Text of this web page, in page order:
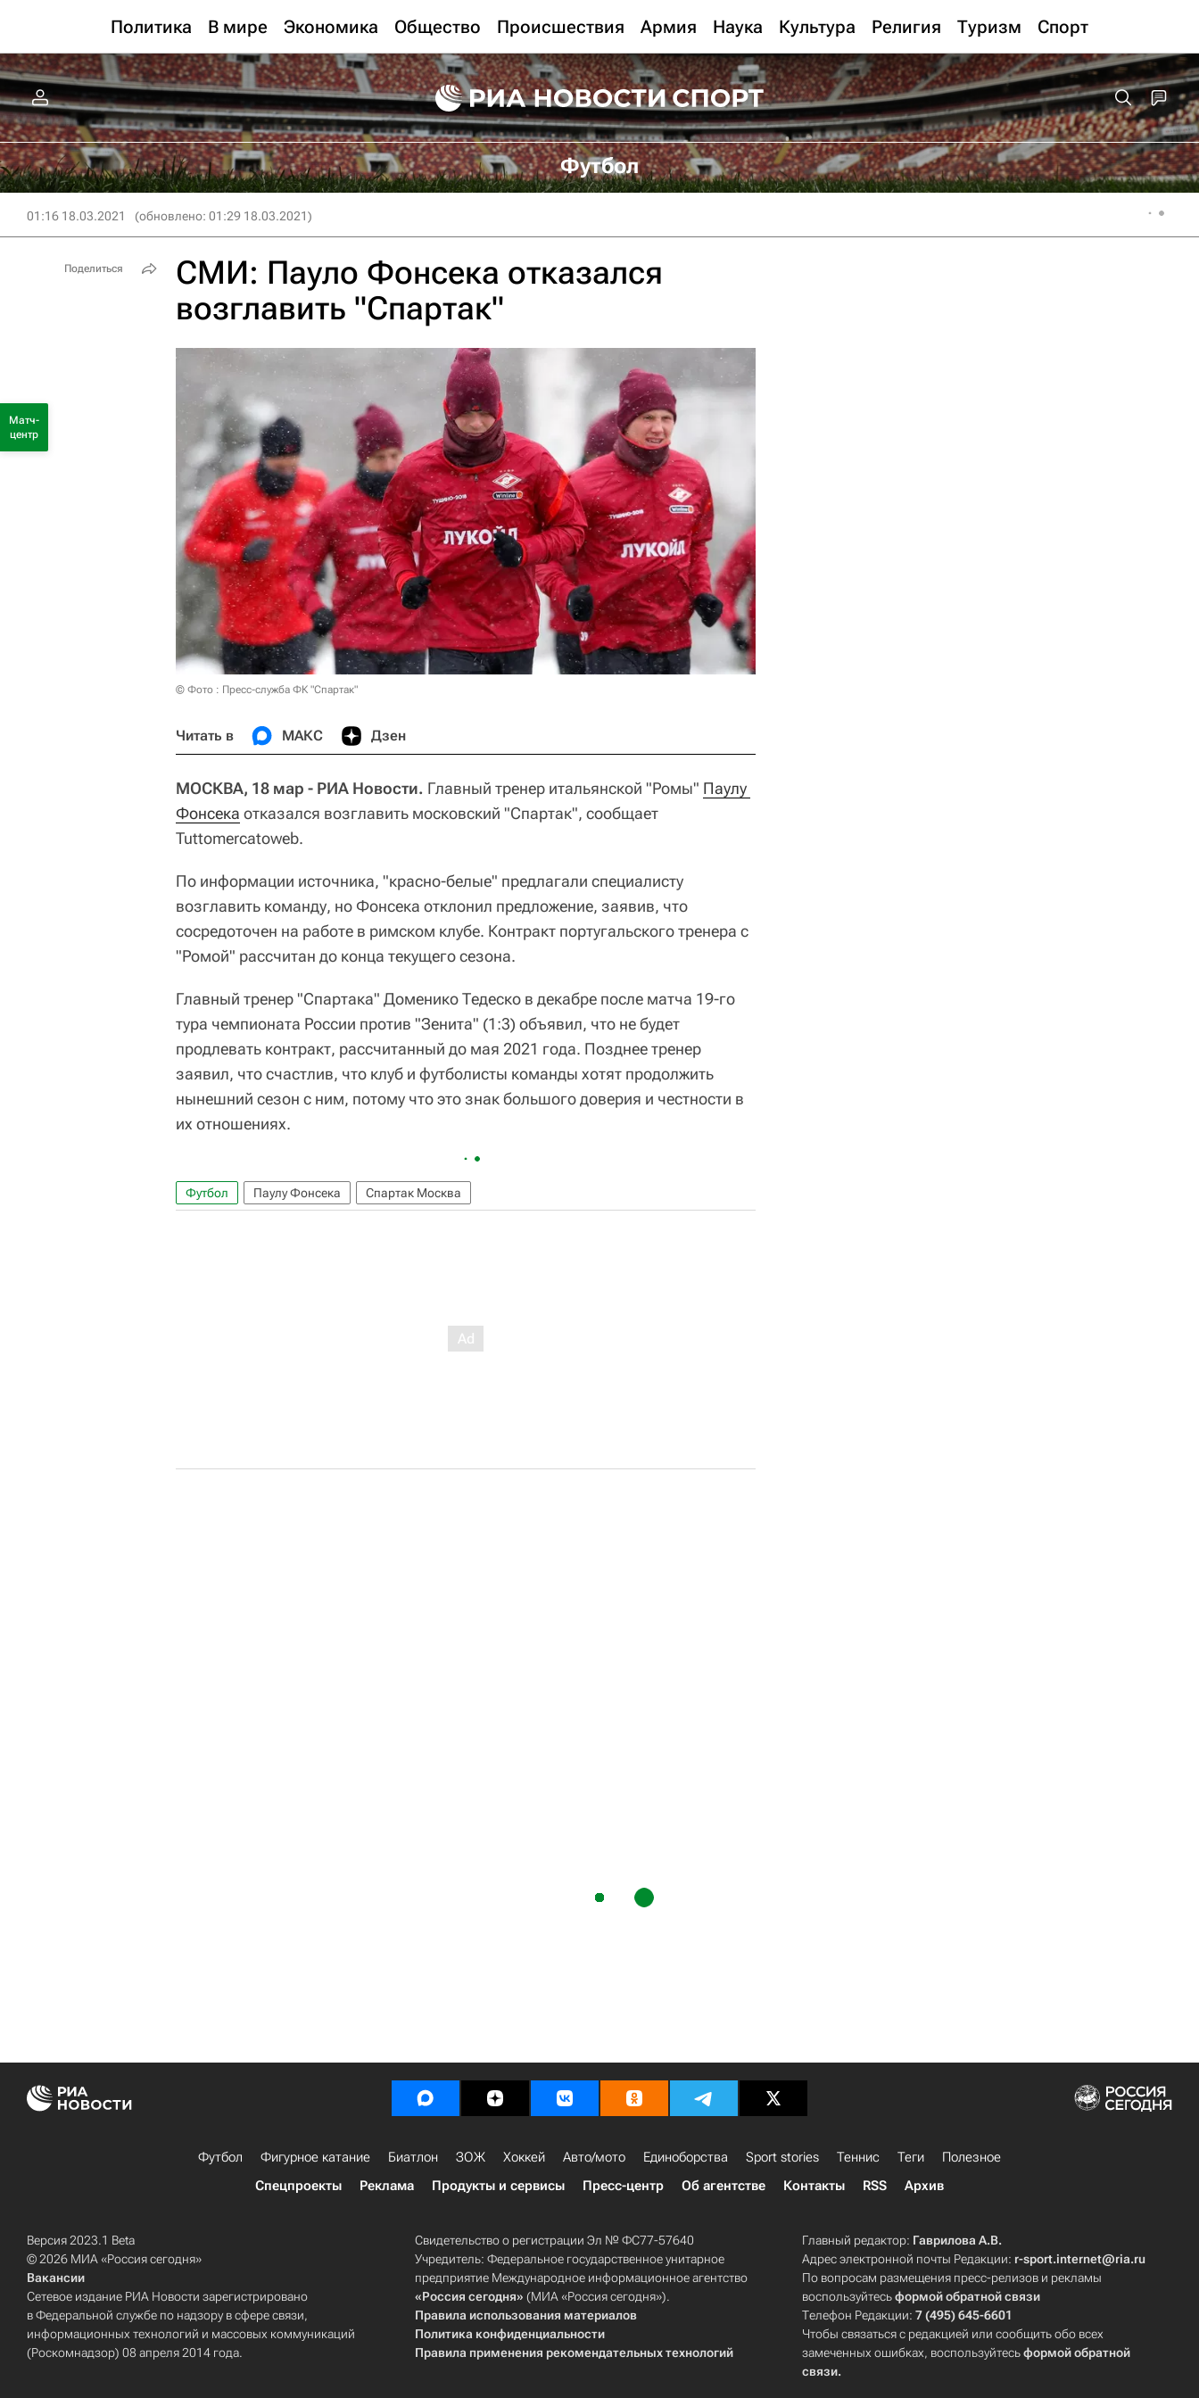
Политика В мире Экономика Общество Происшествия Армия Наука Культура Религия Туризм Спорт
Футбол
01:16 18.03.2021 (обновлено: 01:29 18.03.2021)
СМИ: Пауло Фонсека отказался
возглавить "Спартак"
© Фото : Пресс-служба ФК "Спартак"
Читать в МАКС Дзен
МОСКВА, 18 мар - РИА Новости. Главный тренер итальянской "Ромы" Паулу
Фонсека отказался возглавить московский "Спартак", сообщает
Tuttomercatoweb.
По информации источника, "красно-белые" предлагали специалисту
возглавить команду, но Фонсека отклонил предложение, заявив, что
сосредоточен на работе в римском клубе. Контракт португальского тренера с
"Ромой" рассчитан до конца текущего сезона.
Главный тренер "Спартака" Доменико Тедеско в декабре после матча 19-го
тура чемпионата России против "Зенита" (1:3) объявил, что не будет
продлевать контракт, рассчитанный до мая 2021 года. Позднее тренер
заявил, что счастлив, что клуб и футболисты команды хотят продолжить
нынешний сезон с ним, потому что это знак большого доверия и честности в
их отношениях.
Футбол Паулу Фонсека Спартак Москва
Поделиться
Матч-
центр
Футбол Фигурное катание Биатлон ЗОЖ Хоккей Авто/мото Единоборства Sport stories Теннис Теги
Полезное
Спецпроекты
Реклама Продукты и сервисы Пресс-центр Об агентстве Контакты RSS Архив
Версия 2023.1 Beta
© 2026 МИА «Россия сегодня»
Вакансии
Сетевое издание РИА Новости зарегистрировано
в Федеральной службе по надзору в сфере связи,
информационных технологий и массовых коммуникаций
(Роскомнадзор) 08 апреля 2014 года.
Свидетельство о регистрации Эл № ФС77-57640
Учредитель: Федеральное государственное унитарное
предприятие Международное информационное агентство
«Россия сегодня» (МИА «Россия сегодня»).
Правила использования материалов
Политика конфиденциальности
Правила применения рекомендательных технологий
Главный редактор: Гаврилова А.В.
Адрес электронной почты Редакции: r-sport.internet@ria.ru
По вопросам размещения пресс-релизов и рекламы
воспользуйтесьформой обратной связи
Телефон Редакции:7 (495) 645-6601
Чтобы связаться с редакцией или сообщить обо всех
замеченных ошибках, воспользуйтесьформой обратной
связи.